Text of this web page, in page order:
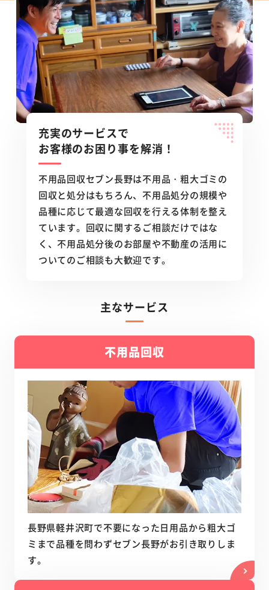
充実のサービスで
お客様のお困り事を解消！
不用品回収セブン長野は不用品・粗大ゴミの
回収と処分はもちろん、不用品処分の規模や
品種に応じて最適な回収を行える体制を整え
ています。回収に関するご相談だけではな
く、不用品処分後のお部屋や不動産の活用に
ついてのご相談も大歓迎です。
主なサービス
不用品回収
長野県軽井沢町で不要になった日用品から粗大ゴ
ミまで品種を問わずセブン長野がお引き取りしま
す。